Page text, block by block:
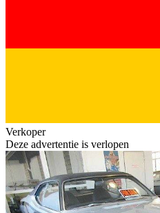
Verkoper
Deze advertentie is verlopen